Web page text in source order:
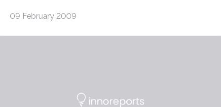
09 February 2009